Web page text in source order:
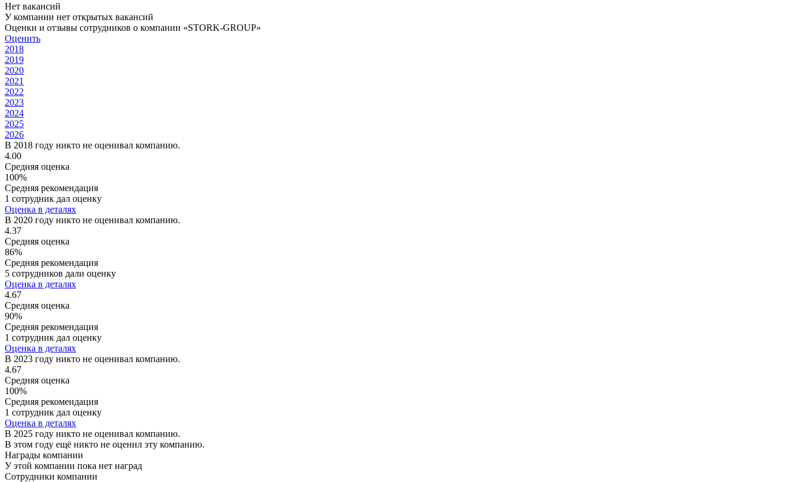
Нет вакансий
У компании нет открытых вакансий
Оценки и отзывы сотрудников о компании «STORK-GROUP»
Оценить
2018
2019
2020
2021
2022
2023
2024
2025
2026
В 2018 году никто не оценивал компанию.
4.00
Средняя оценка
100%
Средняя рекомендация
1 сотрудник дал оценку
Оценка в деталях
В 2020 году никто не оценивал компанию.
4.37
Средняя оценка
86%
Средняя рекомендация
5 сотрудников дали оценку
Оценка в деталях
4.67
Средняя оценка
90%
Средняя рекомендация
1 сотрудник дал оценку
Оценка в деталях
В 2023 году никто не оценивал компанию.
4.67
Средняя оценка
100%
Средняя рекомендация
1 сотрудник дал оценку
Оценка в деталях
В 2025 году никто не оценивал компанию.
В этом году ещё никто не оценил эту компанию.
Награды компании
У этой компании пока нет наград
Сотрудники компании